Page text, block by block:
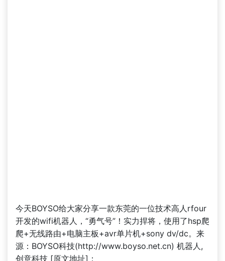
今天BOYSO给大家分享一款东莞的一位技术高人rfour
开发的wifi机器人，“勇气号”！实力捍将，使用了hsp爬
爬+无线路由+电脑主板+avr单片机+sony dv/dc。来
源：BOYSO科技(http://www.boyso.net.cn) 机器人,
创意科技 [原文地址]：